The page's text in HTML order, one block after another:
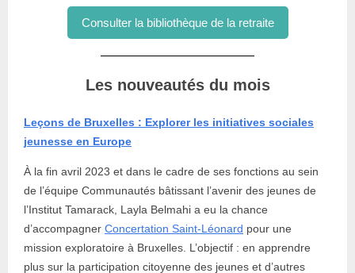
Consulter la bibliothèque de la retraite
Les nouveautés du mois
Leçons de Bruxelles : Explorer les initiatives sociales
jeunesse en Europe
À la fin avril 2023 et dans le cadre de ses fonctions au sein
de l’équipe Communautés bâtissant l’avenir des jeunes de
l’Institut Tamarack, Layla Belmahi a eu la chance
d’accompagner Concertation Saint-Léonard pour une
mission exploratoire à Bruxelles. L’objectif : en apprendre
plus sur la participation citoyenne des jeunes et d’autres